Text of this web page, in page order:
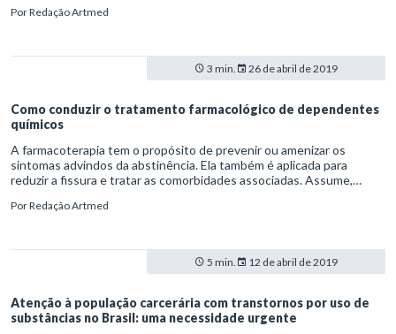
garantidas por lei no Brasil desde 2001, com a conhecida “lei
questionamentos, em geral, são sobre sua validade, efetividade e
legitimidade. No entanto, a lei foi criada, entre outros motivos,
portadores de doenças mentais, tais como a esquizofrenia,
depressão e aqueles que tem dependência química.
PorRedação Artmed
3 min. 26 de abril de 2019
Como conduzir o tratamento farmacológico de dependentes
químicos
A farmacoterapia tem o propósito de prevenir ou amenizar os
sintomas advindos da abstinência. Ela também é aplicada para
reduzir a fissura e tratar as comorbidades associadas. Assume,
químico. Normalmente, está associada a outras práticas que,
PorRedação Artmed
5 min. 12 de abril de 2019
Atenção à população carcerária com transtornos por uso de
substâncias no Brasil: uma necessidade urgente